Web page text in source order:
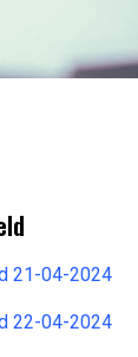
21-04-2024
22-04-2024